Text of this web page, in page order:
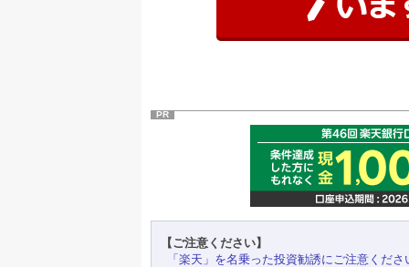
PR
【ご注意ください】
「楽天」を名乗った投資勧誘にご注意くださ